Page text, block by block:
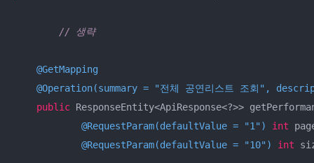
// 생략
@GetMapping
@Operation(summary = "전체 공연리스트 조회",
public ResponseEntity<ApiResponse<?>>
@RequestParam(defaultValue = "1")
int
@RequestParam(defaultValue = "10")
int